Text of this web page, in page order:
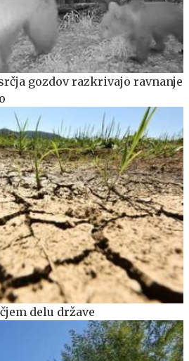
gozdov razkrivajo ravnanje
delu države